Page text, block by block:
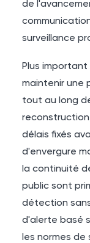
de
surveillance
Plus
maintenir une
tout au long
délais fixés
d'envergure
la continuité
public sont
détection
d'alerte basé
les normes